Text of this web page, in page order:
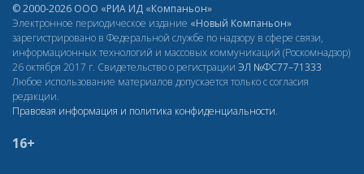
© 2000-2026 ООО «РИА ИД «Компаньон»
Электронное периодическое издание «Новый Компаньон»
зарегистрировано в Федеральной службе по надзору в сфере связи,
информационных технологий и массовых коммуникаций (Роскомнадзор)
26 октября 2017 г. Свидетельство о регистрации ЭЛ №ФС77–71333
Любое использование материалов допускается только с согласия
редакции.
Правовая информация и политика конфиденциальности.
16+